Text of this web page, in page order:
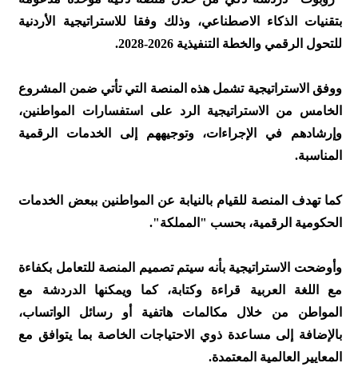
بتقنيات الذكاء الاصطناعي، وذلك وفقا للاستراتيجية الأردنية
للتحول الرقمي والخطة التنفيذية 2026-2028.
ووفق الاستراتيجية تشمل هذه المنصة التي تأتي ضمن المشروع
الخامس من الاستراتيجية الرد على استفسارات المواطنين،
وإرشادهم في الإجراءات، وتوجيههم إلى الخدمات الرقمية
المناسبة.
كما تهدف المنصة للقيام بالنيابة عن المواطنين ببعض الخدمات
الحكومية الرقمية، بحسب "المملكة".
وأوضحت الاستراتيجية بأنه سيتم تصميم المنصة للتعامل بكفاءة
مع اللغة العربية قراءة وكتابة، كما ويمكنها الدردشة مع
المواطن من خلال مكالمات هاتفية أو رسائل الواتساب،
بالإضافة إلى مساعدة ذوي الاحتياجات الخاصة بما يتوافق مع
المعايير العالمية المعتمدة.